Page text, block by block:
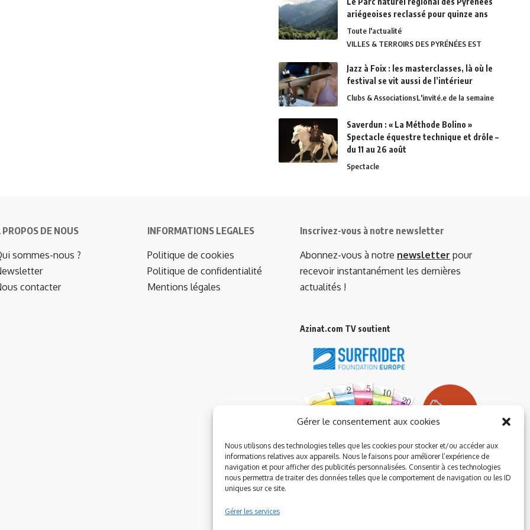
Gérer le consentement aux cookies
Nous utilisons des technologies telles que les cookies pour stocker et/ou accéder aux
informations relatives aux appareils. Nous le faisons pour améliorer l’expérience de
navigation et pour afficher des publicités personnalisées. Consentir à ces technologies
nous permettra de traiter des données telles que le comportement de navigation ou les ID
uniques sur ce site.
Gérer les services
ariégeoises reclassé pour quinze ans
Toute l'actualité
VILLES & TERROIRS DES PYRÉNÉES EST
Jazz à Foix : les masterclasses, là où le
festival se vit aussi de l’intérieur
Clubs & AssociationsL'invité.e de la semaine
Saverdun : « La Méthode Bolino »
Spectacle équestre technique et drôle –
du 11 au 26 août
Spectacle
PROPOS DE NOUS
sommes-nous ?
contacter
INFORMATIONS LEGALES
Politique de cookies
Politique de confidentialité
Mentions légales
Inscrivez-vous à notre newsletter
Abonnez-vous à notre newsletter pour
recevoir instantanément les dernières
actualités !
Azinat.com TV soutient